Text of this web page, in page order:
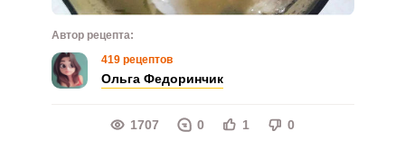
Автор рецепта:
419 рецептов
Ольга Федоринчик
1707 0 1 0